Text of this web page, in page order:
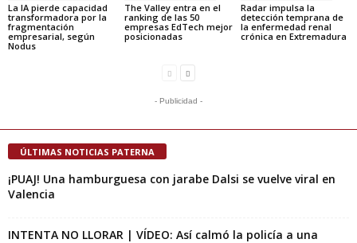
La IA pierde capacidad
transformadora por la
fragmentación
empresarial, según
Nodus
The Valley entra en el
ranking de las 50
empresas EdTech mejor
posicionadas
Radar impulsa la
detección temprana de
la enfermedad renal
crónica en Extremadura
- Publicidad -
ÚLTIMAS NOTICIAS PATERNA
¡PUAJ! Una hamburguesa con jarabe Dalsi se vuelve viral en
Valencia
INTENTA NO LLORAR | VÍDEO: Así calmó la policía a una